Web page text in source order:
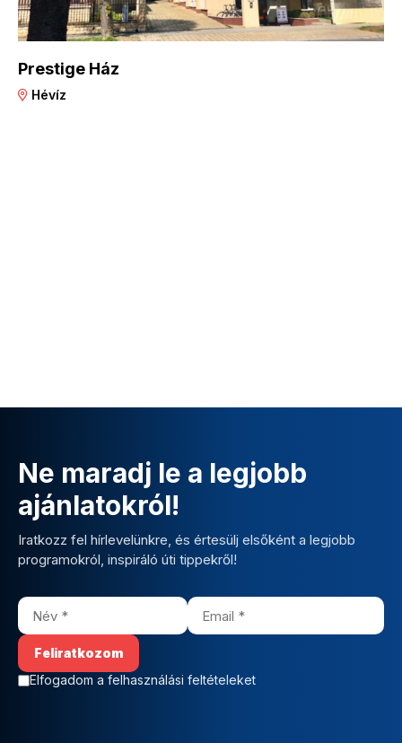
Prestige Ház
Hévíz
Ne maradj le a legjobb
ajánlatokról!
Iratkozz fel hírlevelünkre, és értesülj elsőként a legjobb
programokról, inspiráló úti tippekről!
Elfogadom a felhasználási feltételeket